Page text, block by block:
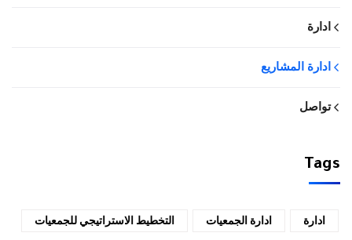
ادارة
ادارة المشاريع
تواصل
Tags
ادارة ادارة الجمعيات التخطيط الاستراتيجي للجمعيات